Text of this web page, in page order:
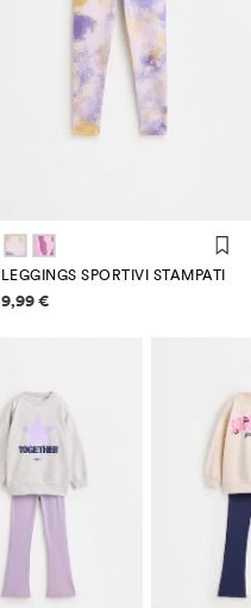
LEGGINGS SPORTIVI STAMPATI
Informazioni sui prezzi
9,99 €